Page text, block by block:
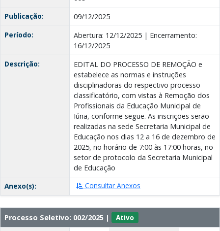
Publicação:
09/12/2025
Período:
Abertura: 12/12/2025 | Encerramento:
16/12/2025
Descrição:
EDITAL DO PROCESSO DE REMOÇÃO e
estabelece as normas e instruções
disciplinadoras do respectivo processo
classificatório, com vistas à Remoção dos
Profissionais da Educação Municipal de
Iúna, conforme segue. As inscrições serão
realizadas na sede Secretaria Municipal de
Educação nos dias 12 a 16 de dezembro de
2025, no horário de 7:00 às 17:00 horas, no
setor de protocolo da Secretaria Municipal
de Educação
Anexo(s):
Consultar Anexos
Processo Seletivo: 002/2025 | Ativo